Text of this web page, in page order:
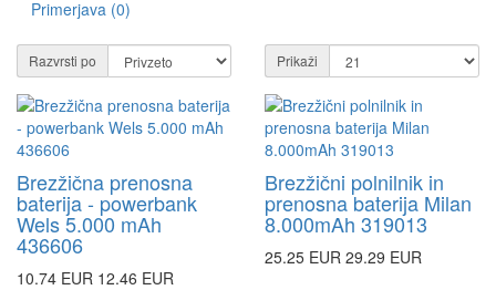
Primerjava (0)
Razvrsti po Prikaži
Brezžična prenosna
baterija - powerbank
Wels 5.000 mAh
436606
10.74 EUR 12.46 EUR
Brezžični polnilnik in
prenosna baterija Milan
8.000mAh 319013
25.25 EUR 29.29 EUR